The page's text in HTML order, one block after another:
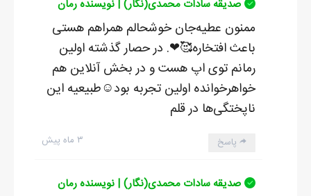
با اين کار نازگل بيشتر از قبل با شهنام دشمن شد و خواست هرطور
شده کارش را تلافي کند. با آمدن استاد همه ساکت شدند و همهمه
خاتمه يافت.
بعد از تمام شدن کلاس مهرسا که انگار از قبل پشت در منتظر بود با
صدیقه سادات محمدی(نگار) | نویسنده رمان
ممنون عطیه‌جان خوشحالم همراهم هستی
باعث افتخاره🥰❤. در حصار گذشته اولین
رمانم توی اپ هست و در بخش آنلاین هم
خواهرخوانده اولین تجربه بود☺️طبیعیه این
ناپختگی‌ها در قلم
۳ ماه پیش پاسخ
صدیقه سادات محمدی(نگار) | نویسنده رمان